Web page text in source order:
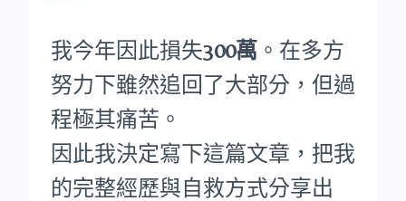
我今年因此損失300萬 。在多方
努力下雖然追回了大部分，但過
程極其痛苦。
因此我決定寫下這篇文章，把我
的完整經歷與自救方式分享出